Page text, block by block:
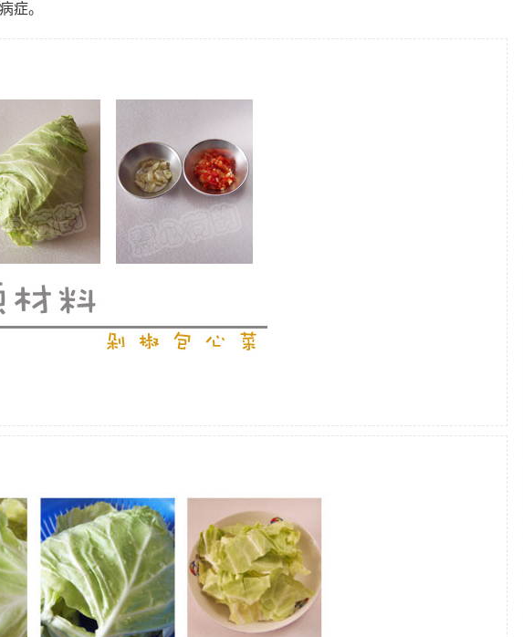
症。